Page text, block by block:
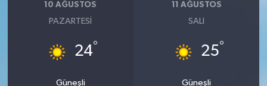
10 AĞUSTOS
PAZARTESI
24°
Güneşli
11 AĞUSTOS
SALI
25°
Güneşli